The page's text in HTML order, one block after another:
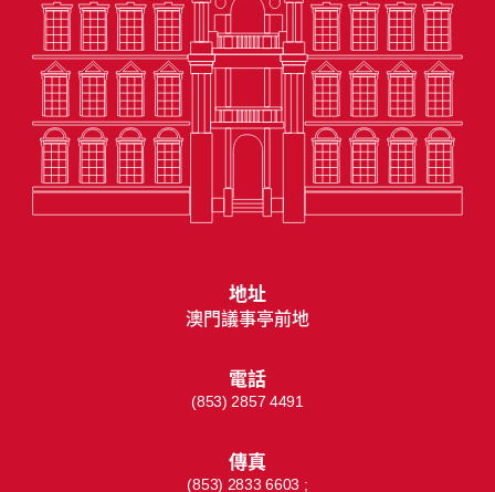
地址
澳門議事亭前地
電話
(853) 2857 4491
傳真
(853) 2833 6603 ;